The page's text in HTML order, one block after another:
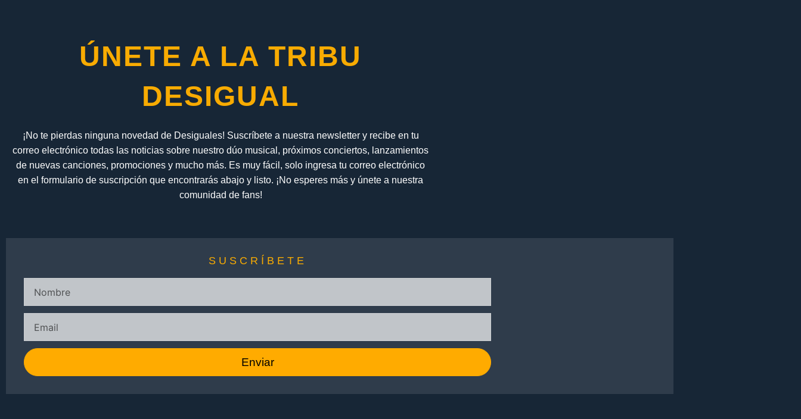
ÚNETE A LA TRIBU
DESIGUAL
¡No te pierdas ninguna novedad de Desiguales! Suscríbete a nuestra newsletter y recibe en tu
correo electrónico todas las noticias sobre nuestro dúo musical, próximos conciertos, lanzamientos
de nuevas canciones, promociones y mucho más. Es muy fácil, solo ingresa tu correo electrónico
en el formulario de suscripción que encontrarás abajo y listo. ¡No esperes más y únete a nuestra
comunidad de fans!
SUSCRÍBETE
Enviar